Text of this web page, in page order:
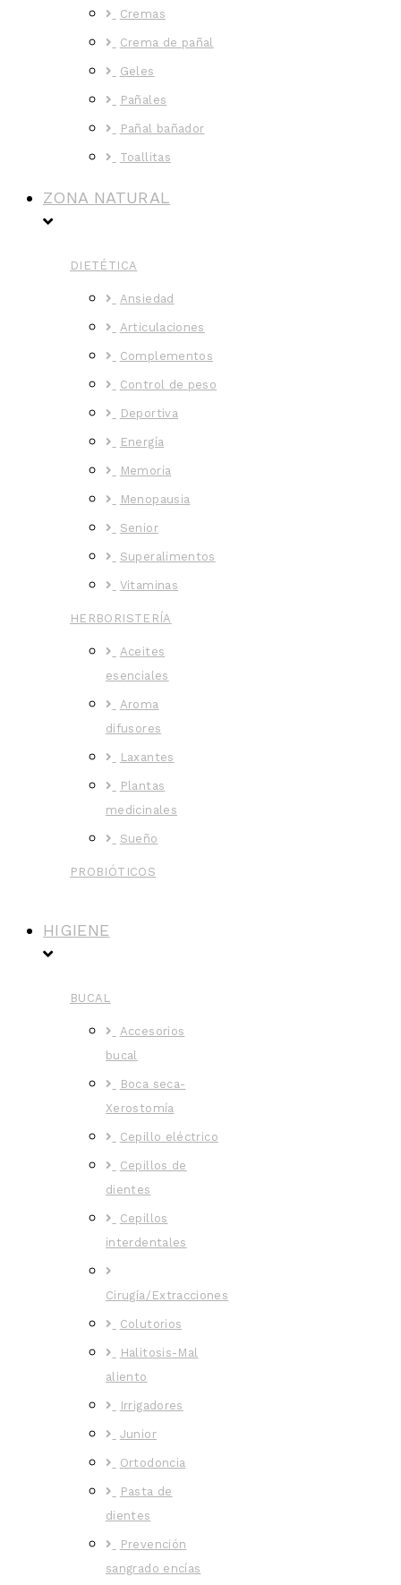
Cremas
Crema de pañal
Geles
Pañales
Pañal bañador
Toallitas
ZONA NATURAL
DIETÉTICA
Ansiedad
Articulaciones
Complementos
Control de peso
Deportiva
Energía
Memoria
Menopausia
Senior
Superalimentos
Vitaminas
HERBORISTERÍA
Aceites
esenciales
Aroma
difusores
Laxantes
Plantas
medicinales
Sueño
PROBIÓTICOS
HIGIENE
BUCAL
Accesorios
bucal
Boca seca-
Xerostomía
Cepillo eléctrico
Cepillos de
dientes
Cepillos
interdentales
Cirugía/Extracciones
Colutorios
Halitosis-Mal
aliento
Irrigadores
Junior
Ortodoncia
Pasta de
dientes
Prevención
sangrado encías